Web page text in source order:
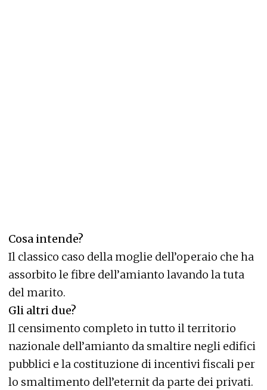
Cosa intende?
Il classico caso della moglie dell’operaio che ha
assorbito le fibre dell’amianto lavando la tuta
del marito.
Gli altri due?
Il censimento completo in tutto il territorio
nazionale dell’amianto da smaltire negli edifici
pubblici e la costituzione di incentivi fiscali per
lo smaltimento dell’eternit da parte dei privati.